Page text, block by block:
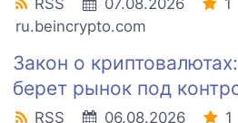
RSS 07.08.2026 1
ru.beincrypto.com
Закон о
берет рынок под
RSS 06.08.2026 1